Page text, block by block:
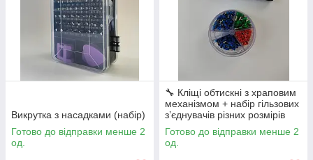
Викрутка з насадками (набір)
Готово до відправки менше 2
од.
🔧 Кліщі обтискні з храповим
механізмом + набір гільзових
з’єднувачів різних розмірів
Готово до відправки менше 2
од.